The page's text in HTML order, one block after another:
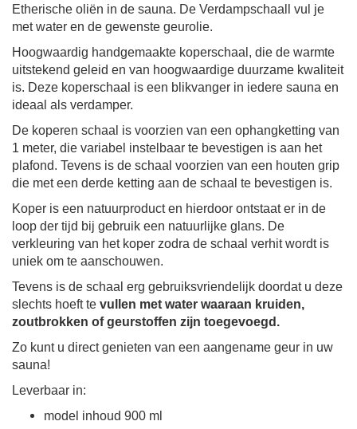
Etherische oliën in de sauna. De Verdampschaal
l vul je
met water en de gewenste geurolie.
Hoogwaardig handgemaakte koperschaal, die de warmte
uitstekend geleid en van hoogwaardige duurzame kwaliteit
is. Deze koperschaal is een blikvanger in iedere sauna en
ideaal als verdamper.
De koperen schaal is voorzien van een ophangketting van
1 meter, die variabel instelbaar te bevestigen is aan het
plafond. Tevens is de schaal voorzien van een houten grip
die met een derde ketting aan de schaal te bevestigen is.
Koper is een natuurproduct en hierdoor ontstaat er in de
loop der tijd bij gebruik een natuurlijke glans. De
verkleuring van het koper zodra de schaal verhit wordt is
uniek om te aanschouwen.
Tevens is de schaal erg gebruiksvriendelijk doordat u deze
slechts hoeft te vullen met water waaraan kruiden,
zoutbrokken of geurstoffen zijn toegevoegd.
Zo kunt u direct genieten van een aangename geur in uw
sauna!
Leverbaar in:
model inhoud 900 ml